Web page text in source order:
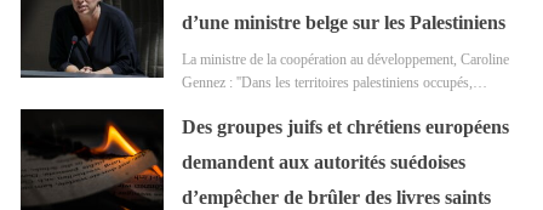
d’une ministre belge sur les Palestiniens
La ministre de la coopération au développement, Caroline
Gennez : ''Dans les territoires palestiniens occupés,…
Des groupes juifs et chrétiens européens
demandent aux autorités suédoises
d’empêcher de brûler des livres saints